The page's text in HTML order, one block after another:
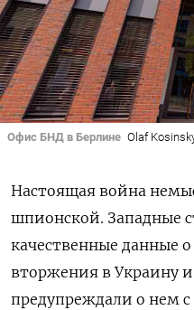
Офис БНД в Берлине Olaf
Настоящая война
шпионской. Западные
качественные данные
вторжения в Украину
предупреждали о нем с